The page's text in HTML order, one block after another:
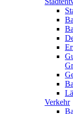
Verkehr